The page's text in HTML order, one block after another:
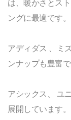
は、暖かさとス
ングに最適です。
アディダス 、ミ
ンナップも豊富で
アシックス、 ユ
展開しています。